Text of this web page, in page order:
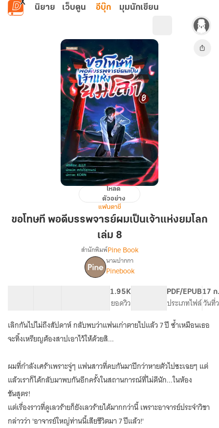
ข้ามไปยังเนื้อหาหลัก
นิยาย เว็บตูน อีบุ๊ก มุมนักเขียน
ขอโทษ
พอดี
เป็น
แห่ง
ยมโลก
เล่ม
8
โหลด
ตัวอย่าง
แฟนตาซี
ขอโทษที พอดีบรรพจารย์ผมเป็นเจ้าแห่งยมโลก
เล่ม 8
เรื่อง
ขอโทษ
ที
พอดี
บร
รพ
จาร
ย์
ผม
เจ้า
แห่ง
ยมโลก
แปล]
สำนักพิมพ์Pine Book
นามปากกา
Pinebook
1.95K
ยอดวิว
PDF/EPUB
ประเภทไฟล์
17
วันที่
เลิกกันไปไม่ถึงสัปดาห์ กลับพบว่าแฟนเก่าตายไปแล้ว 7 ปี ซ้ำเหมือนเธอ
จะทิ้งเหรียญต้องสาปเอาไว้ให้ด้วยสิ...
ผมที่กำลังเศร้าเพราะจู่ๆ แฟนสาวที่คบกันมาปีกว่าหายตัวไปซะเฉยๆ แต่
แล้วเราก็ได้กลับมาพบกันอีกครั้งในสถานการณ์ที่ไม่ดีนัก...ในห้อง
ชันสูตร!
แต่เรื่องราวที่ดูเลวร้ายก็ยังเลวร้ายได้มากกว่านี้ เพราะอาจารย์ประจำวิชา
กล่าวว่า 'อาจารย์ใหญ่ท่านนี้เสียชีวิตมา 7 ปีแล้ว!'